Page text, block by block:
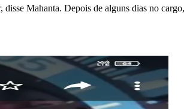
Mahanta. Depois de alguns dias no